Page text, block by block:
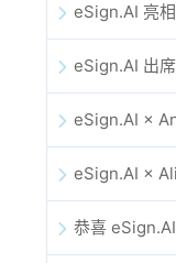
eSign.AI 亮
恭喜